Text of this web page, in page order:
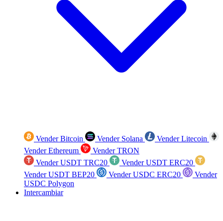
Vender Bitcoin Vender Solana
Vender Litecoin
Vender Ethereum
Vender TRON
Vender USDT TRC20
Vender USDT ERC20
Vender USDT BEP20
Vender USDC ERC20
Vender
USDC Polygon
Intercambiar